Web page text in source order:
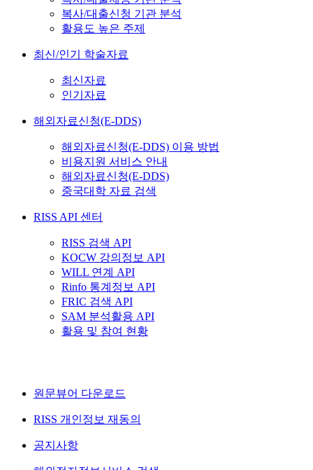
복사/대출신청 기관 분석
활용도 높은 주제
최신/인기 학술자료
최신자료
인기자료
해외자료신청(E-DDS)
해외자료신청(E-DDS) 이용 방법
비용지원 서비스 안내
해외자료신청(E-DDS)
중국대학 자료 검색
RISS API 센터
RISS 검색 API
KOCW 강의정보 API
WILL 연계 API
Rinfo 통계정보 API
FRIC 검색 API
SAM 분석활용 API
활용 및 참여 현황
원문뷰어 다운로드
RISS 개인정보 재동의
공지사항